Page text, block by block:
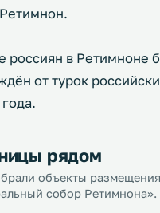
россиян в Ретимноне
от турок
рядом
объекты
собор Ретимнона».